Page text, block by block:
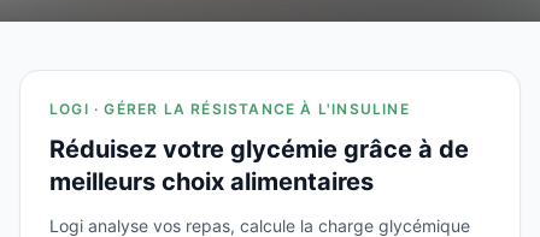
LOGI · GÉRER LA RÉSISTANCE À L'INSULINE
Réduisez votre glycémie grâce à de
meilleurs choix alimentaires
Logi analyse vos repas, calcule la charge glycémique